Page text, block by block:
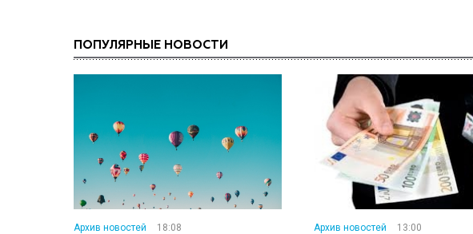
ПОПУЛЯРНЫЕ НОВОСТИ
Архив новостей 18:08 Архив новостей 13:00